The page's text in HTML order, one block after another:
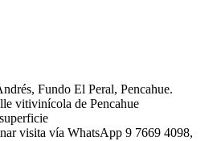
Fundo El Peral, Pencahue.
vitivinícola de Pencahue
visita vía WhatsApp 9 7669 4098,